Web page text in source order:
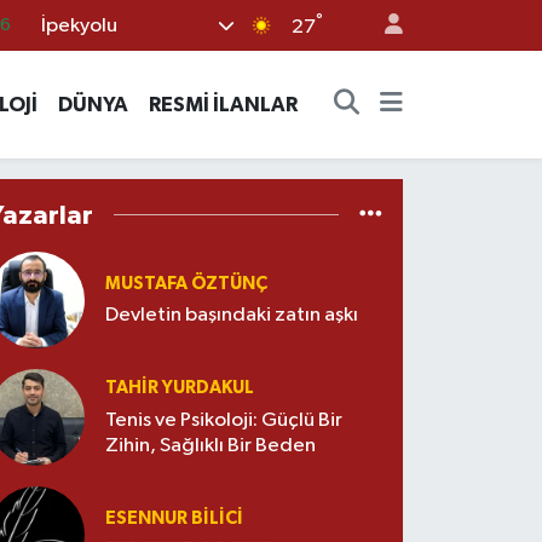
İpekyolu 27°
DÜNYA RESMİ İLANLAR
MUSTAFA ÖZTÜNÇ
Devletin başındaki zatın aşkı
TAHIR YURDAKUL
Tenis ve Psikoloji: Güçlü Bir
Zihin, Sağlıklı Bir Beden
ESENNUR BİLİCİ